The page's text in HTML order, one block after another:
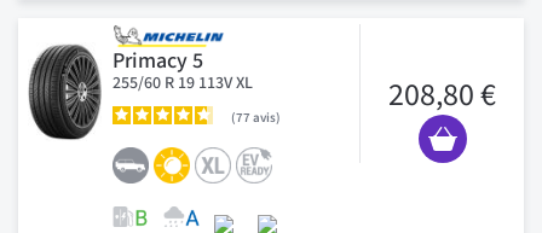
Primacy 5
255/60 R 19 113V XL
77 avis
208,80 €